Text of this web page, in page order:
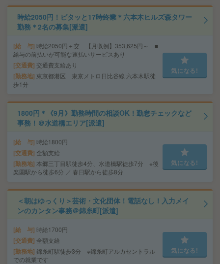
時給2050円！ピタッと17時終業＊六本木ヒルズ森タワー
勤務＊2名の募集[派遣]
給 与 時給2050円＋交 【月収例】353,625円～ ■
給与の前払いが可能な速払いサービスあり
交通費 交通費支給あり
勤務地 東京都港区 東京メトロ日比谷線 六本木駅徒
歩1分
気になる!
1800円＊《9月》勤務時間の相談OK！勤怠チェックなど
事務！＠水道橋エリア[派遣]
給 与 時給1800円
交通費 全額支給
勤務地 本郷三丁目駅徒歩4分、水道橋駅徒歩7分 ※後
楽園駅から徒歩6分 ／ 春日駅から徒歩8分
気になる!
＜朝はゆっくり＞芸術・文化団体！電話なし！入力メイ
ンのカンタン事務＠錦糸町[派遣]
給 与 時給1700円
交通費 全額支給
勤務地 錦糸町駅徒歩3分 ※錦糸町アルカセントラル
での就業です
気になる!